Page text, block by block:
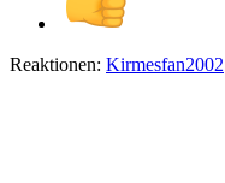
Reaktionen: Kirmesfan2002